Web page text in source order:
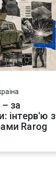
за
інтерв'ю з
Rarog